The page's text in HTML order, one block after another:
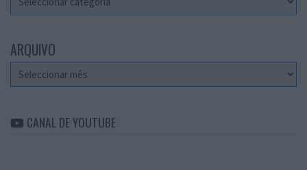
ARQUIVO
Arquivo
CANAL DE YOUTUBE